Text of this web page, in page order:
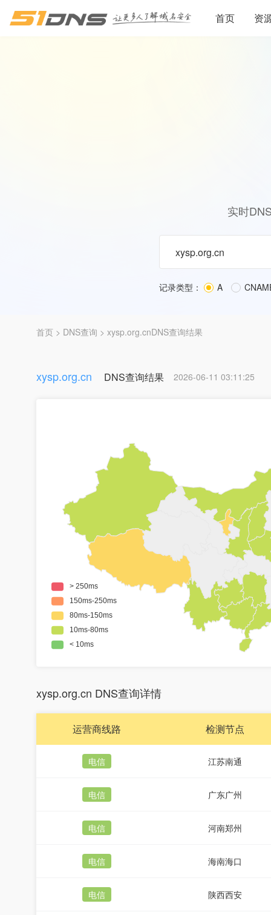
首页 资
实时
记录类型： A
首页 > DNS查询 > xysp.org.cnDNS查询结果
xysp.org.cn DNS查询结果 2026-06-11 03:11:25
xysp.org.cn DNS查询详情
运营商线路 检测节点
电信 江苏南通
电信 广东广州
电信 河南郑州
电信 海南海口
电信 陕西西安